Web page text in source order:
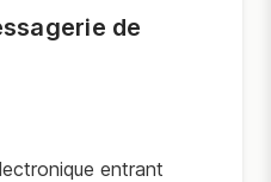
de
entrant